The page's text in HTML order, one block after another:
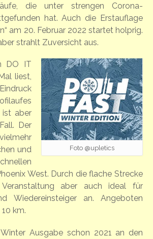
die unter strengen Corona-
hat. Auch die Erstauflage
am 20. Februar 2022 startet holprig.
strahlt Zuversicht aus.
Foto @upletics
DO IT
liest,
ist aber
Der
und
West. Durch die flache Strecke
aber auch ideal für
Wiedereinsteiger an. Angeboten
km.
Ausgabe schon 2021 an den